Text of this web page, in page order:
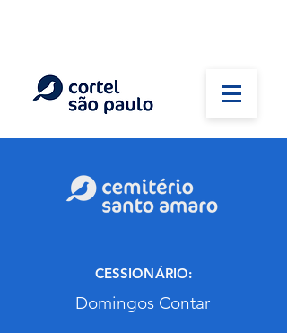
CESSIONÁRIO:
Domingos Contar